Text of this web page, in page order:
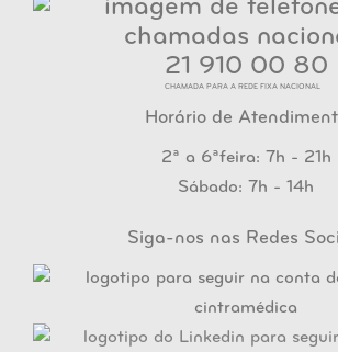
21 910 00 80
CHAMADA PARA A REDE FIXA NACIONAL
Horário de
2ª a 6ªfeira: 7h - 21h
Sábado: 7h - 14h
Siga-nos nas Redes